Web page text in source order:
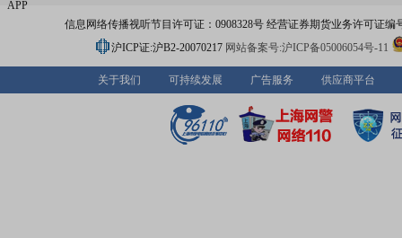
APP
信息网络传播视听节目许可证：0908328号 经营证券期货业务许可证编
沪ICP证:沪B2-20070217 网站备案号:沪ICP备05006054号-11
关于我们 可持续发展 广告服务 供应商平台